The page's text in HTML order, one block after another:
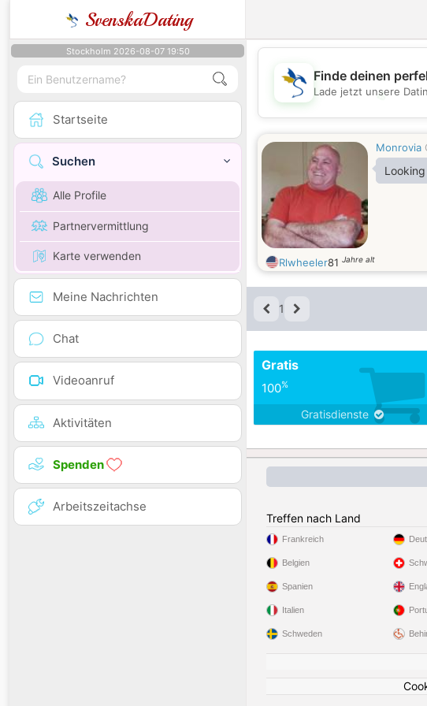
SvenskaDating
Stockholm 2026-08-07 19:50
Startseite
Suchen
Alle Profile
Partnervermittlung
Karte verwenden
Meine Nachrichten
Chat
Videoanruf
Aktivitäten
Spenden
Arbeitszeitachse
💖
Finde deinen
Lade jetzt unsere
Monrovia
Rlwheeler81 Jahre alt
1
Gratis
100%
Gratisdienste
Treffen nach Land
Frankreich
Belgien
Spanien
Italien
Schweden